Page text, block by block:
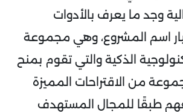
وجد ما يعرف بالأدوات
اسم المشروع، وهي مجموعة
الذكية والتي تقوم بمنح
من الاقتراحات المميزة
طبقًا للمجال المستهدف